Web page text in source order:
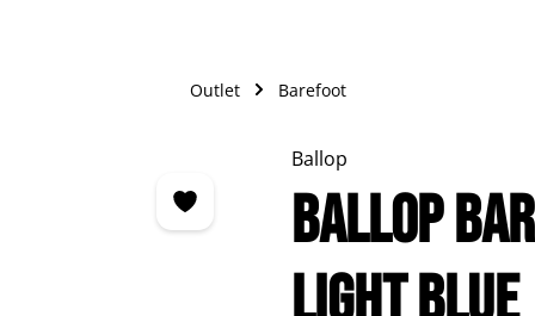
Outlet Barefoot
Ballop
BALLOP